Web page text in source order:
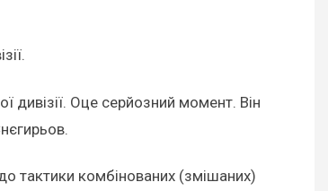
дивізії. Оце серйозний момент. Він
тактики комбінованих (змішаних)